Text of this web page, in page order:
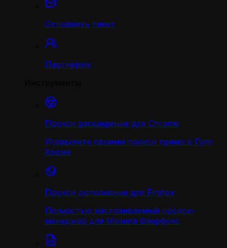
Отправить тикет
Партнёрам
Прокси расширение для Chrome
Управляете своими прокси прямо в Гугл
Хроме
Прокси дополнение для Firefox
Полностью настраиваемый прокси-
менеджер для Мозила Фаерфокс